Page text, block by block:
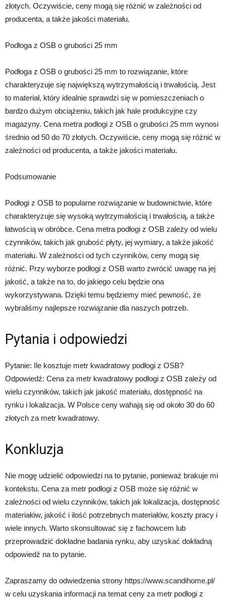
złotych. Oczywiście, ceny mogą się różnić w zależności od
producenta, a także jakości materiału.
Podłoga z OSB o grubości 25 mm
Podłoga z OSB o grubości 25 mm to rozwiązanie, które
charakteryzuje się największą wytrzymałością i trwałością. Jest
to materiał, który idealnie sprawdzi się w pomieszczeniach o
bardzo dużym obciążeniu, takich jak hale produkcyjne czy
magazyny. Cena metra podłogi z OSB o grubości 25 mm wynosi
średnio od 50 do 70 złotych. Oczywiście, ceny mogą się różnić w
zależności od producenta, a także jakości materiału.
Podsumowanie
Podłogi z OSB to popularne rozwiązanie w budownictwie, które
charakteryzuje się wysoką wytrzymałością i trwałością, a także
łatwością w obróbce. Cena metra podłogi z OSB zależy od wielu
czynników, takich jak grubość płyty, jej wymiary, a także jakość
materiału. W zależności od tych czynników, ceny mogą się
różnić. Przy wyborze podłogi z OSB warto zwrócić uwagę na jej
jakość, a także na to, do jakiego celu będzie ona
wykorzystywana. Dzięki temu będziemy mieć pewność, że
wybraliśmy najlepsze rozwiązanie dla naszych potrzeb.
Pytania i odpowiedzi
Pytanie: Ile kosztuje metr kwadratowy podłogi z OSB?
Odpowiedź: Cena za metr kwadratowy podłogi z OSB zależy od
wielu czynników, takich jak jakość materiału, dostępność na
rynku i lokalizacja. W Polsce ceny wahają się od około 30 do 60
złotych za metr kwadratowy.
Konkluzja
Nie mogę udzielić odpowiedzi na to pytanie, ponieważ brakuje mi
kontekstu. Cena za metr podłogi z OSB może się różnić w
zależności od wielu czynników, takich jak lokalizacja, dostępność
materiałów, jakość i ilość potrzebnych materiałów, koszty pracy i
wiele innych. Warto skonsultować się z fachowcem lub
przeprowadzić dokładne badania rynku, aby uzyskać dokładną
odpowiedź na to pytanie.
Zapraszamy do odwiedzenia strony https://www.scandihome.pl/
w celu uzyskania informacji na temat ceny za metr podłogi z